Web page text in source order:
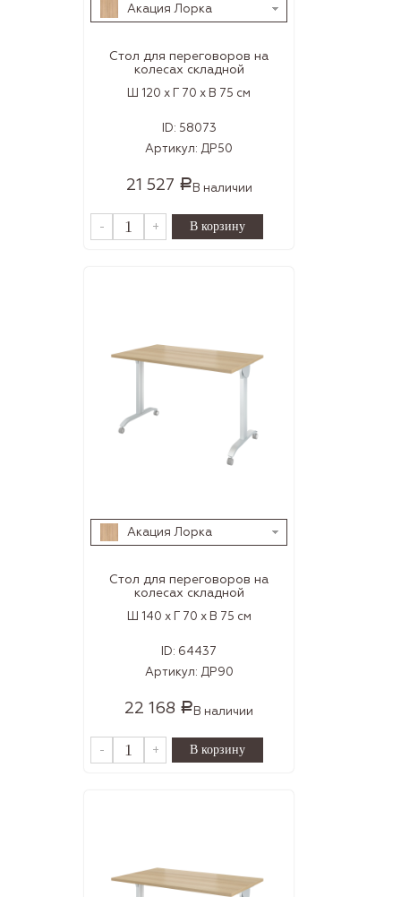
Акация Лорка
Стол для переговоров на
колесах складной
Ш 120 x Г 70 x В 75 см
ID: 58073
Артикул: ДР50
21 527 РВ наличии
- +
Акация Лорка
Стол для переговоров на
колесах складной
Ш 140 x Г 70 x В 75 см
ID: 64437
Артикул: ДР90
22 168 РВ наличии
- +